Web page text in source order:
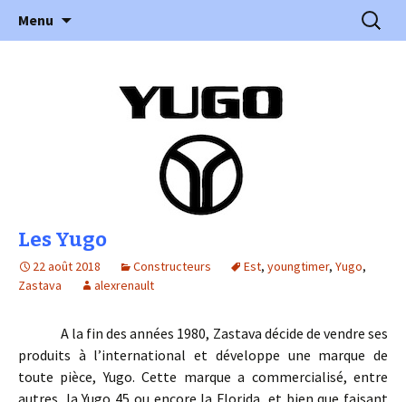
l'Automobile Ancienne
l'automobile ancienne : articles, historiques
…
Menu
Les Yugo
22 août 2018 Constructeurs Est, youngtimer, Yugo,
Zastava
alexrenault
A la fin des années 1980, Zastava décide de vendre ses
produits à l’international et développe une marque de
toute pièce, Yugo. Cette marque a commercialisé, entre
autres, la Yugo 45 ou encore la Florida, et bien que faisant